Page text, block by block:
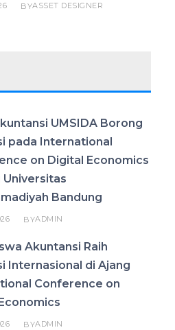
BYASSET DESIGNER
UMSIDA Borong
pada International
on Digital Economics
Universitas
Bandung
BYADMIN
Akuntansi Raih
Internasional di Ajang
Conference on
BYADMIN